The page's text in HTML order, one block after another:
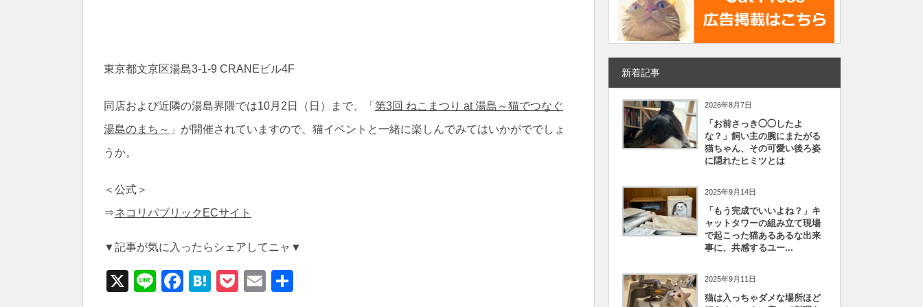
東京都文京区湯島3-1-9 CRANEビル4F
同店および近隣の湯島界隈では10月2日（日）まで、「 第3回 ねこまつり at 湯島～猫でつなぐ
湯島のまち～ 」が開催されていますので、猫イベントと一緒に楽しんでみてはいかがででしょ
うか。
＜公式＞
⇒ネコリパブリックECサイト
▼記事が気に入ったらシェアしてニャ▼
X
Li
F
H
P
E
新着記事
2026年8月7日
「お前さっき◯◯したよ
な？」飼い主の腕にまたがる
猫ちゃん、その可愛い後ろ姿
に隠れたヒミツとは
2025年9月14日
「もう完成でいいよね？」キ
ャットタワーの組み立て現場
で起こった猫あるあるな出来
事に、共感するユー...
2025年9月11日
猫は入っちゃダメな場所ほど